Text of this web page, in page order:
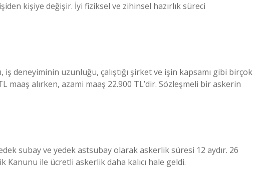
kişiye değişir. İyi fiziksel ve zihinsel hazırlık süreci
deneyiminin uzunluğu, çalıştığı şirket ve işin kapsamı gibi birçok
maaş alırken, azami maaş 22.900 TL’dir. Sözleşmeli bir askerin
subay ve yedek astsubay olarak askerlik süresi 12 aydır. 26
ile ücretli askerlik daha kalıcı hale geldi.